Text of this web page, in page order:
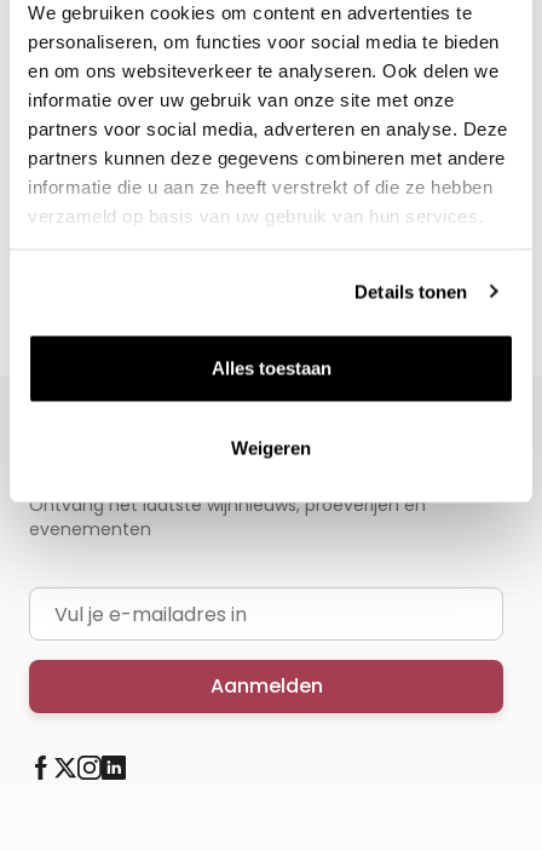
We gebruiken cookies om content en advertenties te
personaliseren, om functies voor social media te bieden
en om ons websiteverkeer te analyseren. Ook delen we
informatie over uw gebruik van onze site met onze
partners voor social media, adverteren en analyse. Deze
partners kunnen deze gegevens combineren met andere
informatie die u aan ze heeft verstrekt of die ze hebben
verzameld op basis van uw gebruik van hun services.
Details tonen
Alles toestaan
Weigeren
Nieuws & inspiratie in Vineé Vineuse
Gratis thuisbezorgd vanaf €115,00
Blijf op de hoogte
Ontvang het laatste wijnnieuws, proeverijen en
evenementen
E-mailadres
Aanmelden